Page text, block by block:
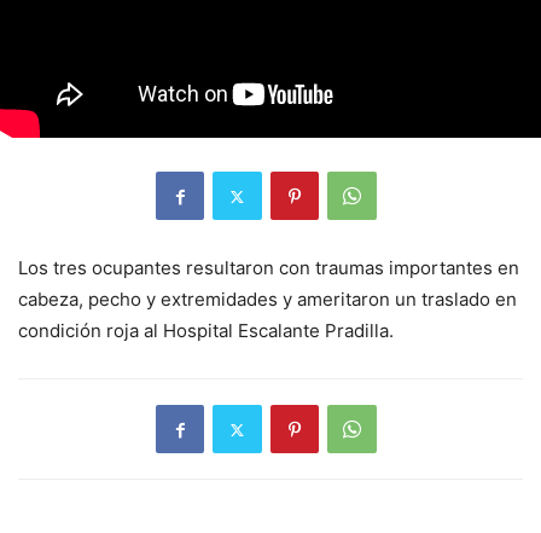
Los tres ocupantes resultaron con traumas importantes en
cabeza, pecho y extremidades y ameritaron un traslado en
condición roja al Hospital Escalante Pradilla.